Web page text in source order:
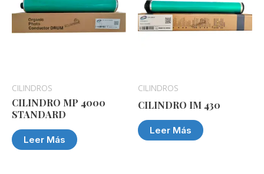
CILINDROS
CILINDRO MP 4000
STANDARD
Leer Más
CILINDROS
CILINDRO IM 430
Leer Más